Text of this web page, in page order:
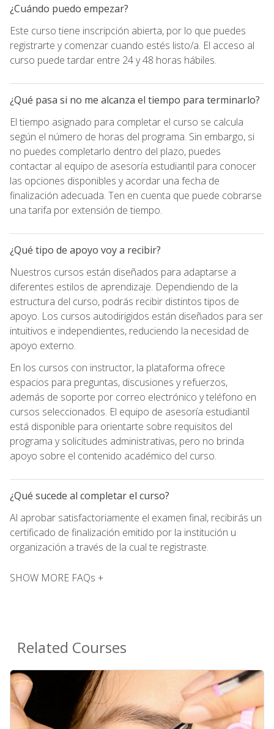
¿Cuándo puedo empezar?
Este curso tiene inscripción abierta, por lo que puedes
registrarte y comenzar cuando estés listo/a. El acceso al
curso puede tardar entre 24 y 48 horas hábiles.
¿Qué pasa si no me alcanza el tiempo para terminarlo?
El tiempo asignado para completar el curso se calcula
según el número de horas del programa. Sin embargo, si
no puedes completarlo dentro del plazo, puedes
contactar al equipo de asesoría estudiantil para conocer
las opciones disponibles y acordar una fecha de
finalización adecuada. Ten en cuenta que puede cobrarse
una tarifa por extensión de tiempo.
¿Qué tipo de apoyo voy a recibir?
Nuestros cursos están diseñados para adaptarse a
diferentes estilos de aprendizaje. Dependiendo de la
estructura del curso, podrás recibir distintos tipos de
apoyo. Los cursos autodirigidos están diseñados para ser
intuitivos e independientes, reduciendo la necesidad de
apoyo externo.
En los cursos con instructor, la plataforma ofrece
espacios para preguntas, discusiones y refuerzos,
además de soporte por correo electrónico y teléfono en
cursos seleccionados. El equipo de asesoría estudiantil
está disponible para orientarte sobre requisitos del
programa y solicitudes administrativas, pero no brinda
apoyo sobre el contenido académico del curso.
¿Qué sucede al completar el curso?
Al aprobar satisfactoriamente el examen final, recibirás un
certificado de finalización emitido por la institución u
organización a través de la cual te registraste.
SHOW MORE FAQs +
Related Courses